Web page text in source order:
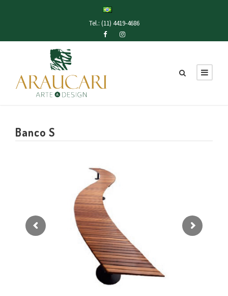
Tel.: (11) 4419-4686
Banco S